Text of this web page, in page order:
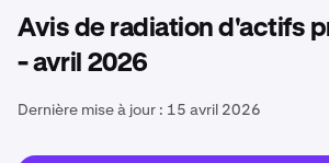
Avis de radiation d'actifs
- avril 2026
Dernière mise à jour : 15 avril 2026